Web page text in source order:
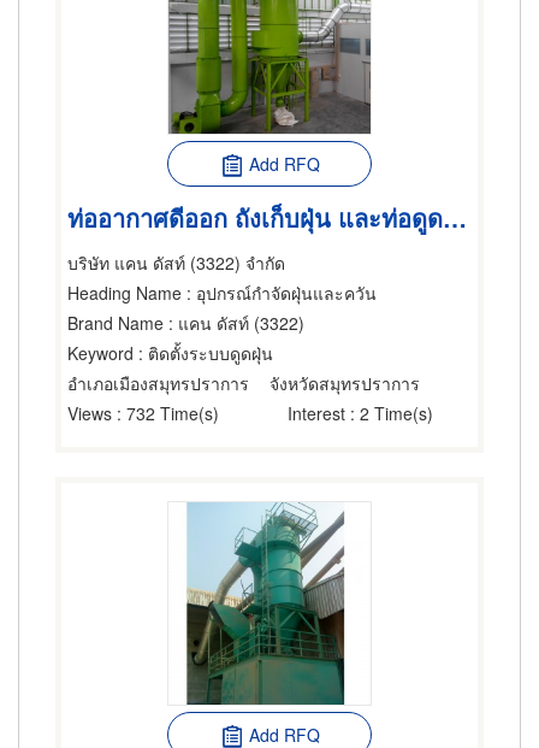
Add RFQ
ท่ออากาศดีออก ถังเก็บฝุ่น และท่อดูดฝุ่น
บริษัท แคน ดัสท์ (3322) จำกัด
Heading Name : อุปกรณ์กำจัดฝุ่นและควัน
Brand Name : แคน ดัสท์ (3322)
Keyword : ติดตั้งระบบดูดฝุ่น
อำเภอเมืองสมุทรปราการ
จังหวัดสมุทรปราการ
Views : 732 Time(s) Interest : 2 Time(s)
Add RFQ